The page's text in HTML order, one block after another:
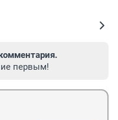
первым!